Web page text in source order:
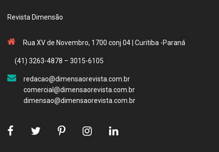
Revista Dimensão
Rua XV de Novembro, 1700 conj 04 | Curitiba -Paraná
(41) 3263-4878 – 3015-6105
redacao@dimensaorevista.com.br
comercial@dimensaorevista.com.br
dimensao@dimensaorevista.com.br